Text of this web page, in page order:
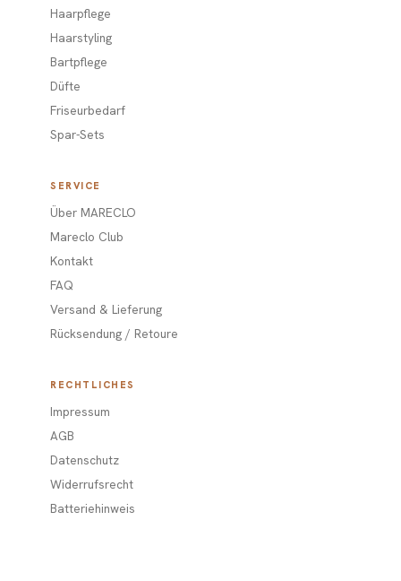
Haarpflege
Haarstyling
Bartpflege
Düfte
Friseurbedarf
Spar-Sets
SERVICE
Über MARECLO
Mareclo Club
Kontakt
FAQ
Versand & Lieferung
Rücksendung / Retoure
RECHTLICHES
Impressum
AGB
Datenschutz
Widerrufsrecht
Batteriehinweis